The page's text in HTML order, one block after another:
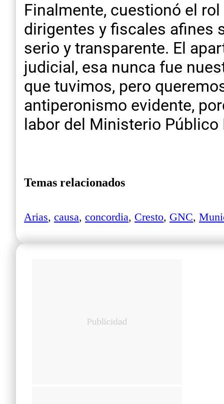
Finalmente, cuestionó el
dirigentes y fiscales afines
serio y transparente. El
judicial, esa nunca fue
que tuvimos, pero
antiperonismo evidente,
labor del Ministerio Público
Temas relacionados
Arias, causa, concordia, Cresto, GNC,